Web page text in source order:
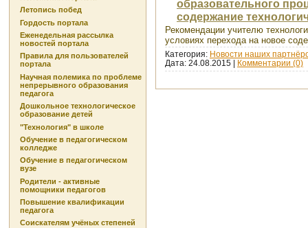
Летопись побед
Гордость портала
Еженедельная рассылка
новостей портала
Правила для пользователей
портала
Научная полемика по проблеме
непрерывного образования
педагога
Дошкольное технологическое
образование детей
"Технология" в школе
Обучение в педагогическом
колледже
Обучение в педагогическом
вузе
Родители - активные
помощники педагогов
Повышение квалификации
педагога
Соискателям учёных степеней
образовательного
содержание
Рекомендации учителю
условиях перехода на новое
Категория: Новости наших
Дата: 24.08.2015 Комментарии (0)